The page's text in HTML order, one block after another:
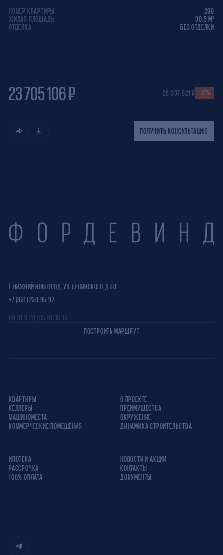
НОМЕР КВАРТИРЫ
299
ЖИЛАЯ ПЛОЩАДЬ
30.5 М²
ОТДЕЛКА
БЕЗ ОТДЕЛКИ
23 705 106 ₽ 26 937 621 ₽ -12%
ПОЛУЧИТЬ КОНСУЛЬТАЦИЮ
Г. НИЖНИЙ НОВГОРОД, УЛ. БЕЛИНСКОГО, Д.38
+7 (831) 238-95-97
ПН-ПТ 9-20 | СБ-ВС 10-16
ПОСТРОИТЬ МАРШРУТ
КВАРТИРЫ
КЕЛЛЕРЫ
МАШИНОМЕСТА
КОММЕРЧЕСКИЕ ПОМЕЩЕНИЯ
О ПРОЕКТЕ
ПРЕИМУЩЕСТВА
ОКРУЖЕНИЕ
ДИНАМИКА СТРОИТЕЛЬСТВА
ИПОТЕКА
РАССРОЧКА
100% ОПЛАТА
НОВОСТИ И АКЦИИ
КОНТАКТЫ
ДОКУМЕНТЫ